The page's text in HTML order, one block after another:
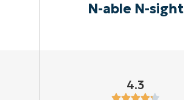
N-able N-sight
4.3